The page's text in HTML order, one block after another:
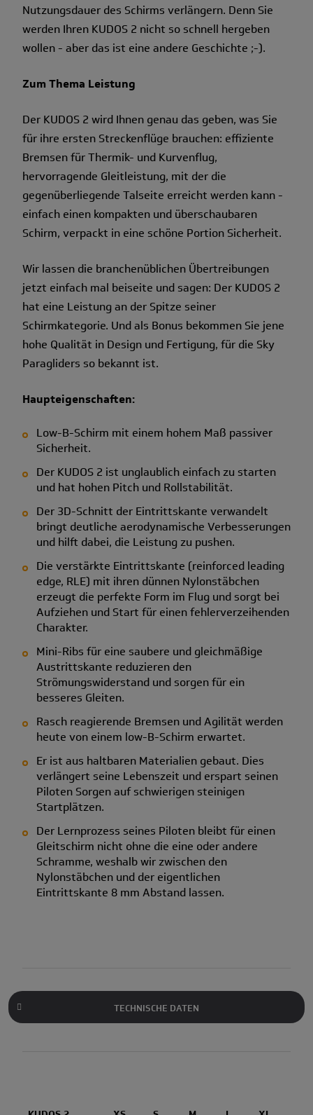
Nutzungsdauer des Schirms verlängern. Denn Sie
werden Ihren KUDOS 2 nicht so schnell hergeben
wollen - aber das ist eine andere Geschichte ;-).
Zum Thema Leistung
Der KUDOS 2 wird Ihnen genau das geben, was Sie
für ihre ersten Streckenflüge brauchen: effiziente
Bremsen für Thermik- und Kurvenflug,
hervorragende Gleitleistung, mit der die
gegenüberliegende Talseite erreicht werden kann -
einfach einen kompakten und überschaubaren
Schirm, verpackt in eine schöne Portion Sicherheit.
Wir lassen die branchenüblichen Übertreibungen
jetzt einfach mal beiseite und sagen: Der KUDOS 2
hat eine Leistung an der Spitze seiner
Schirmkategorie. Und als Bonus bekommen Sie jene
hohe Qualität in Design und Fertigung, für die Sky
Paragliders so bekannt ist.
Haupteigenschaften:
Low-B-Schirm mit einem hohem Maß passiver
Sicherheit.
Der KUDOS 2 ist unglaublich einfach zu starten
und hat hohen Pitch und Rollstabilität.
Der 3D-Schnitt der Eintrittskante verwandelt
bringt deutliche aerodynamische Verbesserungen
und hilft dabei, die Leistung zu pushen.
Die verstärkte Eintrittskante (reinforced leading
edge, RLE) mit ihren dünnen Nylonstäbchen
erzeugt die perfekte Form im Flug und sorgt bei
Aufziehen und Start für einen fehlerverzeihenden
Charakter.
Mini-Ribs für eine saubere und gleichmäßige
Austrittskante reduzieren den
Strömungswiderstand und sorgen für ein
besseres Gleiten.
Rasch reagierende Bremsen und Agilität werden
heute von einem low-B-Schirm erwartet.
Er ist aus haltbaren Materialien gebaut. Dies
verlängert seine Lebenszeit und erspart seinen
Piloten Sorgen auf schwierigen steinigen
Startplätzen.
Der Lernprozess seines Piloten bleibt für einen
Gleitschirm nicht ohne die eine oder andere
Schramme, weshalb wir zwischen den
Nylonstäbchen und der eigentlichen
Eintrittskante 8 mm Abstand lassen.
TECHNISCHE DATEN